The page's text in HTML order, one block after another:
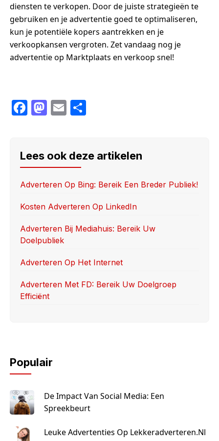
diensten te verkopen. Door de juiste strategieën te
gebruiken en je advertentie goed te optimaliseren,
kun je potentiële kopers aantrekken en je
verkoopkansen vergroten. Zet vandaag nog je
advertentie op Marktplaats en verkoop snel!
F
e
b
o
o
M
o
d
o
n
E
e
Lees ook deze artikelen
Adverteren Op Bing: Bereik Een Breder Publiek!
Kosten Adverteren Op LinkedIn
Adverteren Bij Mediahuis: Bereik Uw
Doelpubliek
Adverteren Op Het Internet
Adverteren Met FD: Bereik Uw Doelgroep
Efficiënt
Populair
De Impact Van Social Media: Een
Spreekbeurt
Leuke Advertenties Op Lekkeradverteren.nl